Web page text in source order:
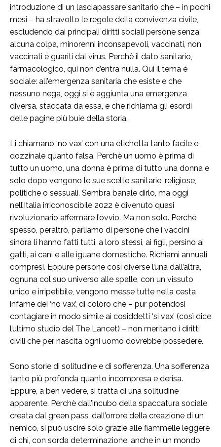
introduzione di un lasciapassare sanitario che – in pochi
mesi – ha stravolto le regole della convivenza civile,
escludendo dai principali diritti sociali persone senza
alcuna colpa, minorenni inconsapevoli, vaccinati, non
vaccinati e guariti dal virus. Perchè il dato sanitario,
farmacologico, qui non c’entra nulla. Qui il tema è
sociale: all’emergenza sanitaria che esiste e che
nessuno nega, oggi si è aggiunta una emergenza
diversa, staccata da essa, e che richiama gli esordi
delle pagine più buie della storia.
Li chiamano ‘no vax’ con una etichetta tanto facile e
dozzinale quanto falsa. Perchè un uomo è prima di
tutto un uomo, una donna è prima di tutto una donna e
solo dopo vengono le sue scelte sanitarie, religiose,
politiche o sessuali. Sembra banale dirlo, ma oggi
nell’Italia irriconoscibile 2022 è divenuto quasi
rivoluzionario affermare l’ovvio. Ma non solo. Perchè
spesso, peraltro, parliamo di persone che i vaccini
sinora li hanno fatti tutti, a loro stessi, ai figli, persino ai
gatti, ai cani e alle iguane domestiche. Richiami annuali
compresi. Eppure persone così diverse l’una dall’altra,
ognuna col suo universo alle spalle, con un vissuto
unico e irripetibile, vengono messe tutte nella cesta
infame dei ‘no vax’, di coloro che – pur potendosi
contagiare in modo simile ai cosiddetti ‘si vax’ (così dice
l’ultimo studio del The Lancet) – non meritano i diritti
civili che per nascita ogni uomo dovrebbe possedere.
Sono storie di solitudine e di sofferenza. Una sofferenza
tanto più profonda quanto incompresa e derisa.
Eppure, a ben vedere, si tratta di una solitudine
apparente. Perchè dall’incubo della spaccatura sociale
creata dal green pass, dall’orrore della creazione di un
nemico, si può uscire solo grazie alle fiammelle leggere
di chi, con sorda determinazione, anche in un mondo